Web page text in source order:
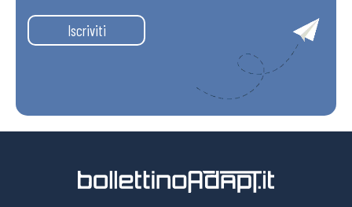
Iscriviti